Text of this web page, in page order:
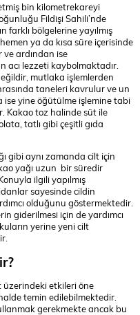
bin kilometrekareyi
Fildişi Sahili’nde
farklı bölgelerine yayılmış
ya da kısa süre içerisinde
ve ardından ise
acı lezzeti kaybolmaktadır.
mutlaka işlemlerden
taneleri kavrulur ve un
ise yine öğütülme işlemine tabi
Kakao toz halinde süt ile
tatlı gibi çeşitli gıda
gibi aynı zamanda cilt için
yağı uzun bir süredir
ilgili yapılmış
sayesinde cildin
olduğunu göstermektedir.
giderilmesi için de yardımcı
yerine yeni cilt
üzerindeki etkileri öne
temin edilebilmektedir.
gerekmekte ancak bu